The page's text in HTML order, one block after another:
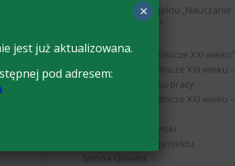
Rekrutacja do projektu „Nauczanie
rolnicze XXI wieku”
RPO „Nauczanie rolnicze XXI wieku”
RPO Nauczanie rolnicze XXI wieku –
absolwent na rynku pracy
RPO Nauczanie rolnicze XXI wieku –
Samorząd Uczniowski
Stopień realizacji projektu
Strona Główna
jest już aktualizowana.
pod adresem:
×